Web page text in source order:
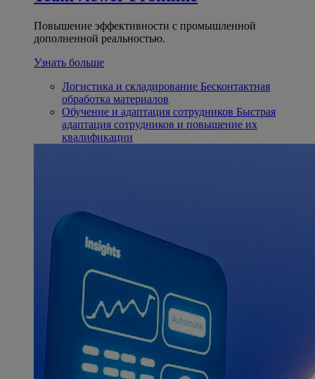
Повышение эффективности с промышленной
дополненной реальностью.
Узнать больше
Логистика и складирование Бесконтактная
обработка материалов
Обучение и адаптация сотрудников Быстрая
адаптация сотрудников и повышение их
квалификации